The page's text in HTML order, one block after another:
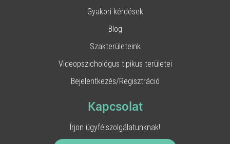
Gyakori kérdések
Blog
Szakterületeink
Videopszichológus tipikus területei
Bejelentkezés/Regisztráció
Kapcsolat
Írjon ügyfélszolgálatunknak!